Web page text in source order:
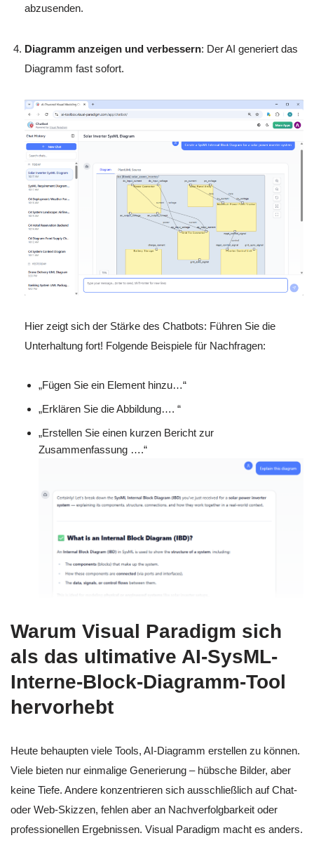
abzusenden.
Diagramm anzeigen und verbessern: Der AI generiert das
Diagramm fast sofort.
Hier zeigt sich der Stärke des Chatbots: Führen Sie die
Unterhaltung fort! Folgende Beispiele für Nachfragen:
„Fügen Sie ein Element hinzu…“
„Erklären Sie die Abbildung…. “
„Erstellen Sie einen kurzen Bericht zur
Zusammenfassung ….“
Warum Visual Paradigm sich
als das ultimative AI-SysML-
Interne-Block-Diagramm-Tool
hervorhebt
Heute behaupten viele Tools, AI-Diagramm erstellen zu können.
Viele bieten nur einmalige Generierung – hübsche Bilder, aber
keine Tiefe. Andere konzentrieren sich ausschließlich auf Chat-
oder Web-Skizzen, fehlen aber an Nachverfolgbarkeit oder
professionellen Ergebnissen. Visual Paradigm macht es anders.